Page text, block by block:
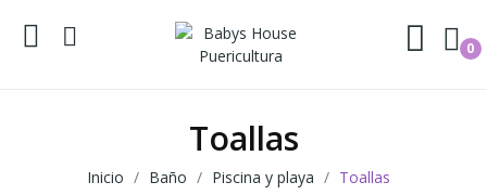
0
Toallas
Inicio Baño Piscina y playa Toallas